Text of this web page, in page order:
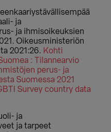
ja
ja ihmisoikeuksien
Oikeusministeriön
2021:26. Kohti
: Tilannearvio
perus- ja
Suomessa 2021
Survey country data
ja
ja tarpeet